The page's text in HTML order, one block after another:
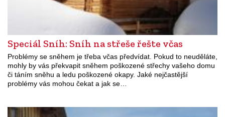
Speciál Sníh: Sníh na střeše řešte včas
Problémy se sněhem je třeba včas předvídat. Pokud to neuděláte,
mohly by vás překvapit sněhem poškozené střechy vašeho domu
či táním sněhu a ledu poškozené okapy. Jaké nejčastější
problémy vás mohou čekat a jak se…